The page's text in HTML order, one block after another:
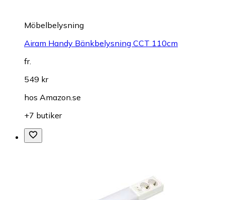
Möbelbelysning
Airam Handy Bänkbelysning CCT 110cm
fr.
549 kr
hos Amazon.se
+7 butiker